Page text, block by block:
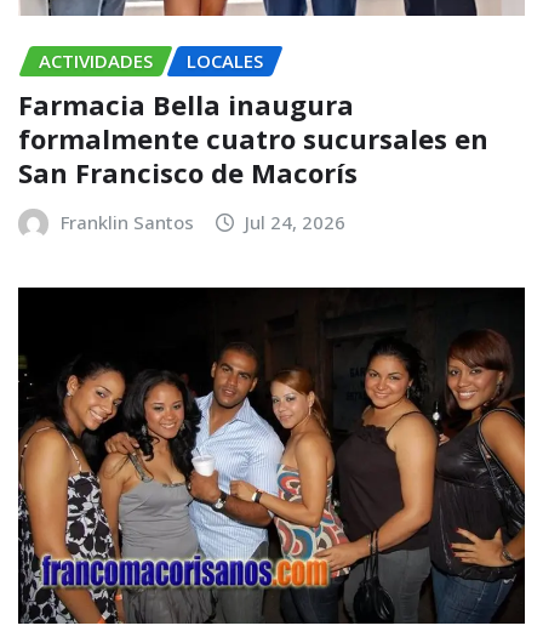
ACTIVIDADES LOCALES
Farmacia Bella inaugura
formalmente cuatro sucursales en
San Francisco de Macorís
Franklin Santos Jul 24, 2026